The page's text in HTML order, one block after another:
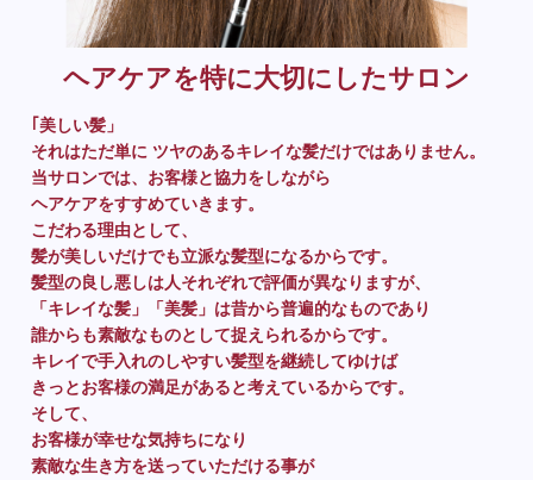
ヘアケアを特に大切にしたサロン
｢美しい髪」
それはただ単に ツヤのあるキレイな髪だけではありません。
当サロンでは、お客様と協力をしながら
ヘアケアをすすめていきます。
こだわる理由として、
髪が美しいだけでも立派な髪型になるからです。
髪型の良し悪しは人それぞれで評価が異なりますが、
「キレイな髪」「美髪」は昔から普遍的なものであり
誰からも素敵なものとして捉えられるからです。
キレイで手入れのしやすい髪型を継続してゆけば
きっとお客様の満足があると考えているからです。
そして、
お客様が幸せな気持ちになり
素敵な生き方を送っていただける事が